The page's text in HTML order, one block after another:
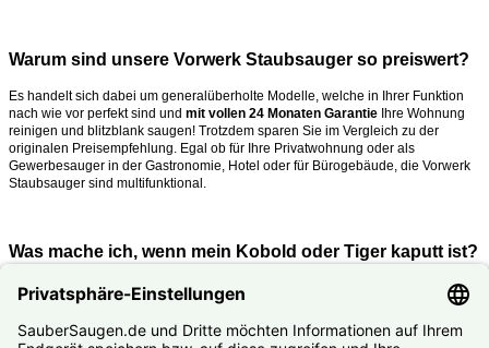
Warum sind unsere Vorwerk Staubsauger so preiswert?
Es handelt sich dabei um generalüberholte Modelle, welche in Ihrer Funktion
nach wie vor perfekt sind und mit vollen 24 Monaten Garantie Ihre Wohnung
reinigen und blitzblank saugen! Trotzdem sparen Sie im Vergleich zu der
originalen Preisempfehlung. Egal ob für Ihre Privatwohnung oder als
Gewerbesauger in der Gastronomie, Hotel oder für Bürogebäude, die Vorwerk
Staubsauger sind multifunktional.
Was mache ich, wenn mein Kobold oder Tiger kaputt ist?
Nutzen Sie unseren #Reparaturservice. Fast alle Vorwerk Staubsauger
reparieren wir Ihnen zum #Festpreis.
© SauberSaugen.de – Ihr Spezialist für Zubehör und Ersatzteile